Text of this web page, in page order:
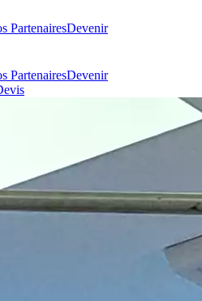
PartenairesDevenir
PartenairesDevenir